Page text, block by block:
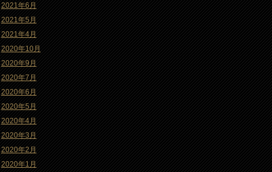
2021年6月
2021年5月
2021年4月
2020年10月
2020年9月
2020年7月
2020年6月
2020年5月
2020年4月
2020年3月
2020年2月
2020年1月